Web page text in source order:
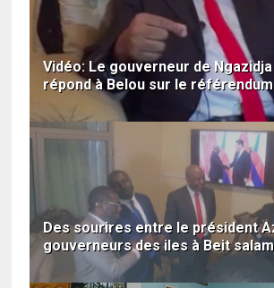
Vidéo: Le gouverneur de
répond à Belou sur le
Des sourires entre le président
gouverneurs des iles à Beit salam